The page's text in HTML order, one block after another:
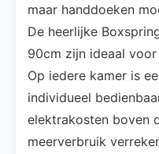
maar handdoeken
De heerlijke
90cm zijn ideaal
Op iedere kamer is
individueel
elektrakosten boven
meerverbruik